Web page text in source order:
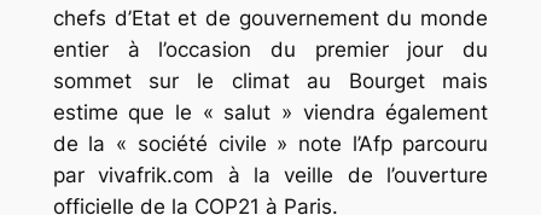
chefs d’Etat et de gouvernement du monde
entier à l’occasion du premier jour du
sommet sur le climat au Bourget mais
estime que le « salut » viendra également
de la « société civile » note l’Afp parcouru
par vivafrik.com à la veille de l’ouverture
officielle de la COP21 à Paris.